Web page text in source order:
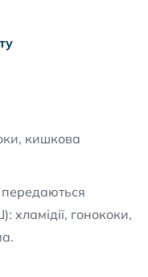
кишкова
хламідії, гонококи,